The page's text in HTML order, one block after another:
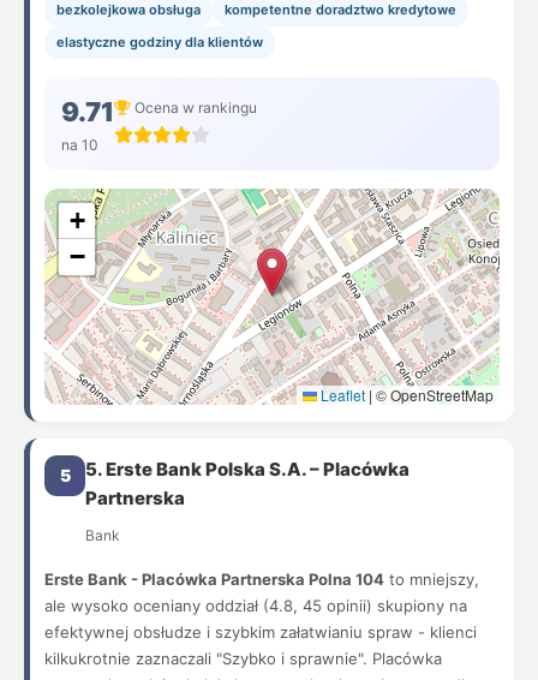
bezkolejkowa obsługa
kompetentne doradztwo kredytowe
elastyczne godziny dla klientów
9.71
na 10
Ocena w rankingu
+
−
Leaflet |© OpenStreetMap
5
5. Erste Bank Polska S.A. – Placówka
Partnerska
Bank
Erste Bank - Placówka Partnerska Polna 104 to mniejszy,
ale wysoko oceniany oddział (4.8, 45 opinii) skupiony na
efektywnej obsłudze i szybkim załatwianiu spraw - klienci
kilkukrotnie zaznaczali "Szybko i sprawnie". Placówka